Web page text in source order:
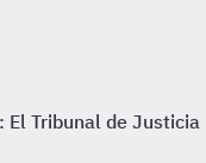
Tribunal de Justicia